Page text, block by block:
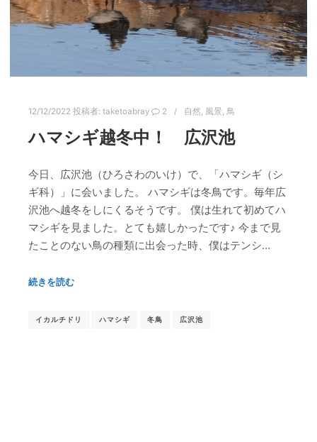
12/12/2022 投稿者: taketoabray 2 自然, 風景, 鳥
ハマシギ越冬中！ 広沢池
今日、広沢池（ひろさわのいけ）で、「ハマシギ（シ
ギ科）」に会いました。 ハマシギは冬鳥です。毎年広
沢池へ越冬をしにくるそうです。 僕は生れて初めてハ
マシギを見ました。とても嬉しかったです♪ 今まで見
たことのない鳥の種類に出会った時、僕はテンシ…
続きを読む
イカルチドリ ハマシギ 冬鳥 広沢池